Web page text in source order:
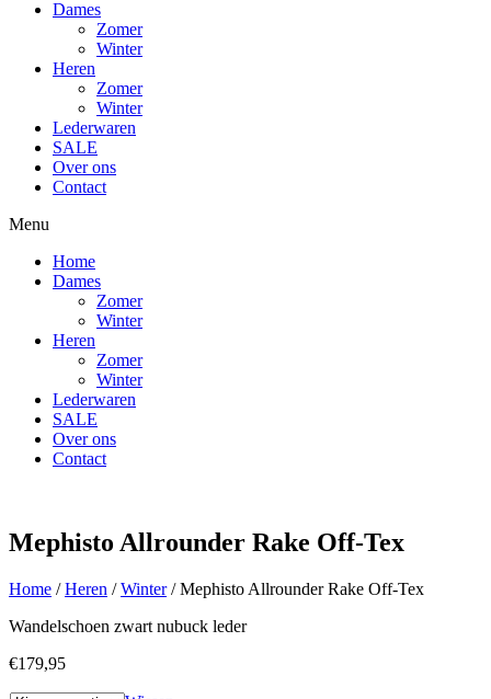
Dames
Zomer
Winter
Heren
Zomer
Winter
Lederwaren
SALE
Over ons
Contact
Menu
Home
Dames
Zomer
Winter
Heren
Zomer
Winter
Lederwaren
SALE
Over ons
Contact
Mephisto Allrounder Rake Off-Tex
Home /Heren /Winter/ Mephisto Allrounder Rake Off-Tex
Wandelschoen zwart nubuck leder
€179,95